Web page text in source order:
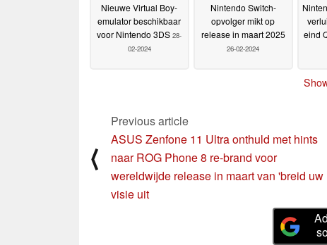
Nieuwe Virtual Boy-
emulator beschikbaar
voor Nintendo 3DS 28-
02-2024
Nintendo Switch-
opvolger mikt op
release in maart 2025
26-02-2024
eind
⟨
Previous article
ASUS Zenfone 11 Ultra onthuld met hints
naar ROG Phone 8 re-brand voor
wereldwijde release in maart van 'breid uw
visie uit